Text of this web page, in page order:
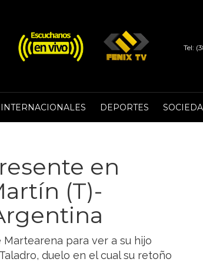
Tel:
INTERNACIONALES DEPORTES
en
(T)-
para ver a su hijo
duelo en el cual su retoño